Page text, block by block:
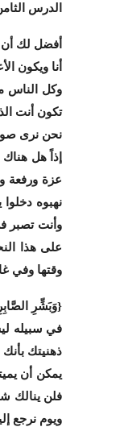
الدرس
أفضل لك أن
أنا ويكون
وكل الناس
تكون أنت
نحن نرى
إذاً هل
عزة ورفعة
نهبوه
وأنت تصبر
على هذا
وقتها وفي
في سبيله
ذهنيتك
يمكن أن
فلن ينالك
ويوم نرجع